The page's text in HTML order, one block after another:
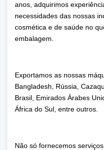
anos, adquirimos
necessidades das nossas
cosmética e de saúde no
embalagem.
Exportamos as nossas
Bangladesh, Rússia,
Brasil, Emirados Árabes
África do Sul, entre outros.
Não só fornecemos